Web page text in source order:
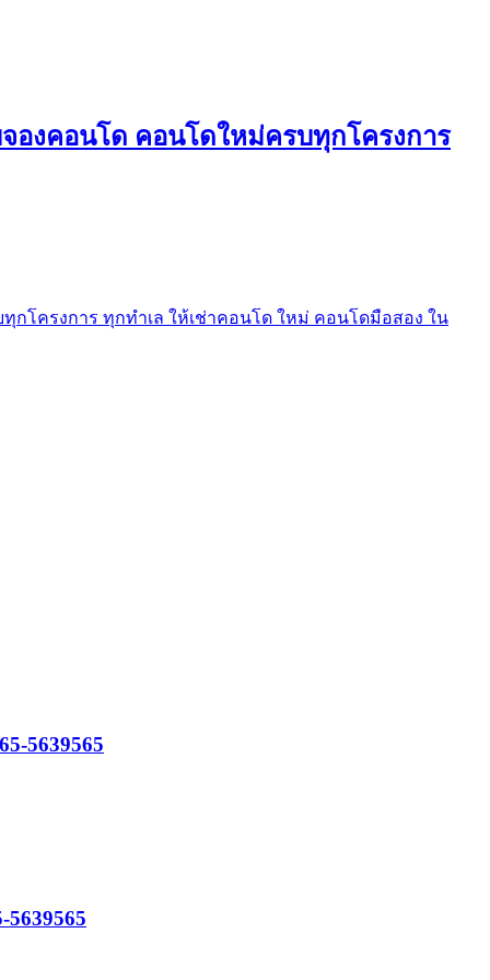
องคอนโด คอนโดใหม่ครบทุกโครงการ
โครงการ ทุกทำเล ให้เช่าคอนโด ใหม่ คอนโดมือสอง ใน
5639565